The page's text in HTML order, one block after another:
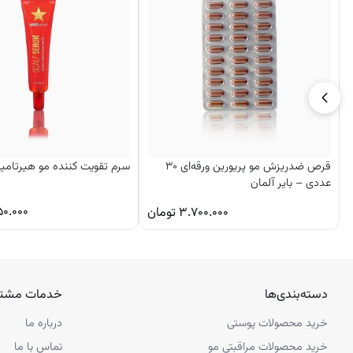
قرص ضدریزش مو پریورین ورقه‌ای ۳۰
عددی – بایر آلمان
۳.۷۰۰.۰۰۰ تومان
سرم تقویت کننده مو
دسته‌بندی‌ها
خرید محصولات پوستی
خرید محصولات مراقبتی مو
خدمات
درباره ما
تماس با ما